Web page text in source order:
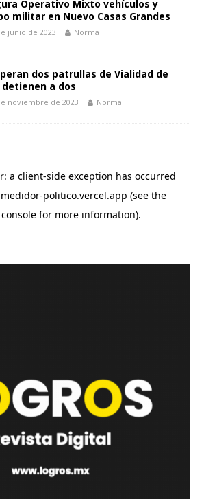
Operativo Mixto vehículos y
militar en Nuevo Casas Grandes
junio de 2023 Norma
dos patrullas de Vialidad de
detienen a dos
noviembre de 2023 Norma